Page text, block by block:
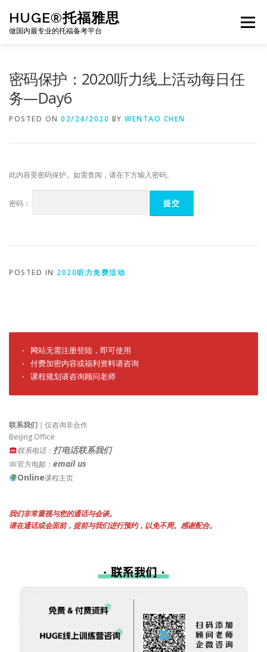
content
HUGE®托福雅思
做国内最专业的托福备考平台
Menu
密码保护：2020听力线上活动每日任
务—Day6
POSTED ON 02/24/2020 BY WENTAO CHEN
此内容受密码保护。如需查阅，请在下方输入密码。
密码：
POSTED IN 2020听力免费活动
· 网站无需注册登陆，即可使用
· 付费加密内容或福利资料请咨询
· 课程规划请咨询顾问老师
联系我们 ｜仅咨询非合作
Beijing Office
联系电话： 打电话联系我们
官方电邮： email us
Online课程主页
我们非常重视与您的通话与会谈。
请在通话或会面前，提前与我们进行预约，以免不周。感谢配合。